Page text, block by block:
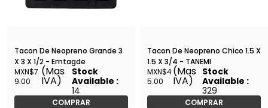
Tacon De Neopreno Grande 3
X 3 X 1/2 - Emtagde
MXN$7
9.00
(Mas
IVA)
Stock
Available :
14
COMPRAR
Tacon De Neopreno Chico 1.5 X
1.5 X 3/4 - TANEMI
MXN$4
5.00
(Mas
IVA)
Stock
Available :
329
COMPRAR